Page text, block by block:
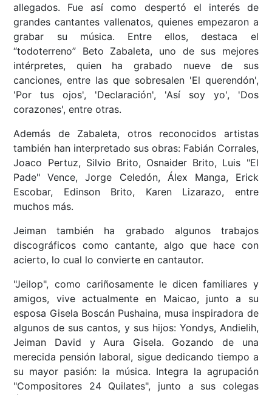
allegados. Fue así como despertó el interés de
grandes cantantes vallenatos, quienes empezaron a
grabar su música. Entre ellos, destaca el
“todoterreno” Beto Zabaleta, uno de sus mejores
intérpretes, quien ha grabado nueve de sus
canciones, entre las que sobresalen 'El querendón',
'Por tus ojos', 'Declaración', 'Así soy yo', 'Dos
corazones', entre otras.
Además de Zabaleta, otros reconocidos artistas
también han interpretado sus obras: Fabián Corrales,
Joaco Pertuz, Silvio Brito, Osnaider Brito, Luis "El
Pade" Vence, Jorge Celedón, Álex Manga, Erick
Escobar, Edinson Brito, Karen Lizarazo, entre
muchos más.
Jeiman también ha grabado algunos trabajos
discográficos como cantante, algo que hace con
acierto, lo cual lo convierte en cantautor.
"Jeilop", como cariñosamente le dicen familiares y
amigos, vive actualmente en Maicao, junto a su
esposa Gisela Boscán Pushaina, musa inspiradora de
algunos de sus cantos, y sus hijos: Yondys, Andielih,
Jeiman David y Aura Gisela. Gozando de una
merecida pensión laboral, sigue dedicando tiempo a
su mayor pasión: la música. Integra la agrupación
"Compositores 24 Quilates", junto a sus colegas